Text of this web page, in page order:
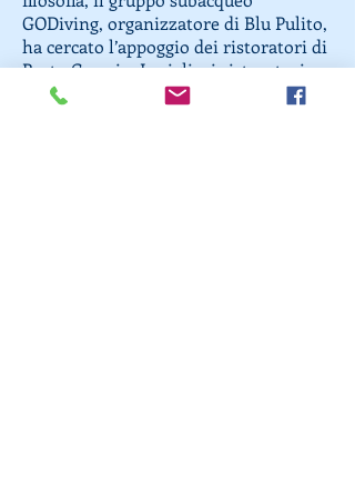
GODiving, organizzatore di Blu Pulito,
ha cercato l’appoggio dei ristoratori di
Porto Ceresio. I migliori ristoratori
del bellissimo borgo sulle sponde del